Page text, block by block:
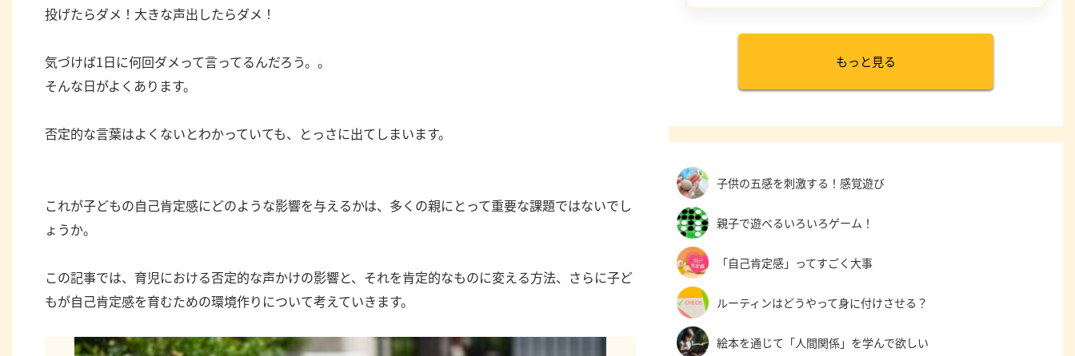
投げたらダメ！大きな声出したらダメ！
気づけば1日に何回ダメって言ってるんだろう。。
そんな日がよくあります。
否定的な言葉はよくないとわかっていても、とっさに出てしまいます。
これが子どもの自己肯定感にどのような影響を与えるかは、多くの親にとって重要な課題ではないでし
ょうか。
この記事では、育児における否定的な声かけの影響と、それを肯定的なものに変える方法、さらに子ど
もが自己肯定感を育むための環境作りについて考えていきます。
もっと見る
子供の五感を刺激する！感覚遊び
親子で遊べるいろいろゲーム！
「自己肯定感」ってすごく大事
ルーティンはどうやって身に付けさせる？
絵本を通じて「人間関係」を学んで欲しい